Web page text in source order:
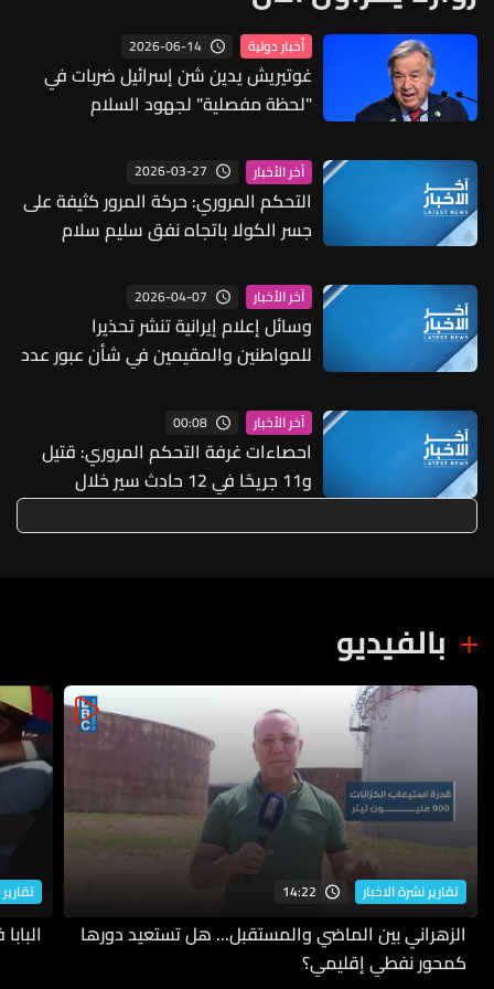
أخبار دولية 2026-06-14
غوتيريش يدين شن إسرائيل ضربات في
"لحظة مفصلية" لجهود السلام
آخر الأخبار 2026-03-27
التحكم المروري: حركة المرور كثيفة على
جسر الكولا باتجاه نفق سليم سلام
آخر الأخبار 2026-04-07
وسائل إعلام إيرانية تنشر تحذيرا
للمواطنين والمقيمين في شأن عبور عدد
والإمارات والبحرين
آخر الأخبار 00:08
احصاءات غرفة التحكم المروري: قتيل
و11 جريحًا في 12 حادث سير خلال
الساعات الـ24 الماضية
بالفيديو
تقارير نشرة الاخبار 14:22
الزهراني بين الماضي والمستقبل... هل تستعيد دورها
كمحور نفطي إقليمي؟